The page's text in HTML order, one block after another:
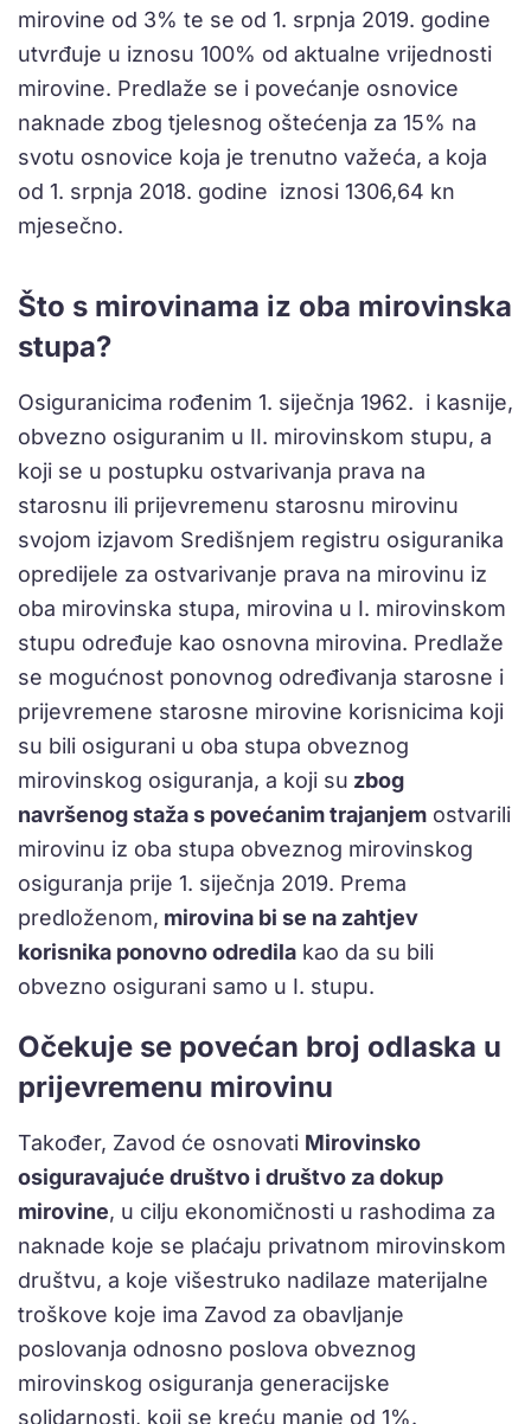
mirovine od 3% te se od 1. srpnja 2019. godine
utvrđuje u iznosu 100% od aktualne vrijednosti
mirovine. Predlaže se i povećanje osnovice
naknade zbog tjelesnog oštećenja za 15% na
svotu osnovice koja je trenutno važeća, a koja
od 1. srpnja 2018. godine iznosi 1306,64 kn
mjesečno.
Što s mirovinama iz oba mirovinska
stupa?
Osiguranicima rođenim 1. siječnja 1962. i kasnije,
obvezno osiguranim u II. mirovinskom stupu, a
koji se u postupku ostvarivanja prava na
starosnu ili prijevremenu starosnu mirovinu
svojom izjavom Središnjem registru osiguranika
opredijele za ostvarivanje prava na mirovinu iz
oba mirovinska stupa, mirovina u I. mirovinskom
stupu određuje kao osnovna mirovina. Predlaže
se mogućnost ponovnog određivanja starosne i
prijevremene starosne mirovine korisnicima koji
su bili osigurani u oba stupa obveznog
mirovinskog osiguranja, a koji su zbog
navršenog staža s povećanim trajanjem ostvarili
mirovinu iz oba stupa obveznog mirovinskog
osiguranja prije 1. siječnja 2019. Prema
predloženom, mirovina bi se na zahtjev
korisnika ponovno odredila kao da su bili
obvezno osigurani samo u I. stupu.
Očekuje se povećan broj odlaska u
prijevremenu mirovinu
Također, Zavod će osnovati Mirovinsko
osiguravajuće društvo i društvo za dokup
mirovine, u cilju ekonomičnosti u rashodima za
naknade koje se plaćaju privatnom mirovinskom
društvu, a koje višestruko nadilaze materijalne
troškove koje ima Zavod za obavljanje
poslovanja odnosno poslova obveznog
mirovinskog osiguranja generacijske
solidarnosti, koji se kreću manje od 1%.